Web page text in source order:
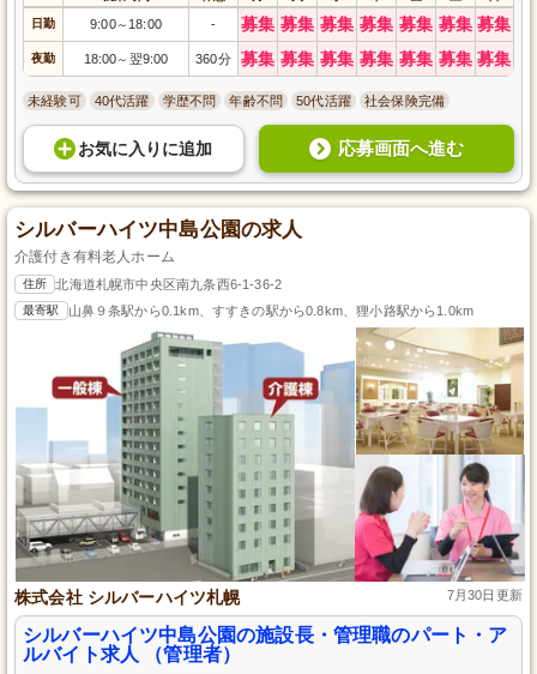
日勤 9:00～ 18:00 - 募集 募集 募集 募集 募集 募集 募集
夜勤 18:00～ 翌9:00 360分 募集 募集 募集 募集 募集 募集 募集
未経験可 40代活躍 学歴不問 年齢不問 50代活躍 社会保険完備
お気に入り に追加 応募画面へ進む
シルバーハイツ中島公園の求人
介護付き有料老人ホーム
住所 北海道札幌市中央区南九条西6-1-36-2
最寄駅 山鼻９条駅から0.1km、すすきの駅から0.8km、狸小路駅から1.0km
株式会社 シルバーハイツ札幌 7月30日更新
シルバーハイツ中島公園の施設長・管理職のパート・ア
ルバイト求人 （管理者）